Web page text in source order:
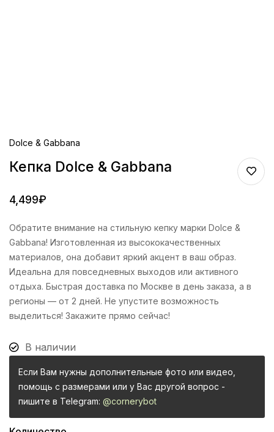
Dolce & Gabbana
Кепка Dolce & Gabbana
4,499₽
Обратите внимание на стильную кепку марки Dolce &
Gabbana! Изготовленная из высококачественных
материалов, она добавит яркий акцент в ваш образ.
Идеальна для повседневных выходов или активного
отдыха. Быстрая доставка по Москве в день заказа, а в
регионы — от 2 дней. Не упустите возможность
выделиться! Закажите прямо сейчас!
В наличии
Если Вам нужны дополнительные фото или видео,
помощь с размерами или у Вас другой вопрос -
пишите в Telegram: @cornerybot